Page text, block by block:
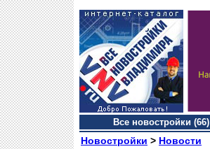
Все новостройки (66)
Новостройки > Новости